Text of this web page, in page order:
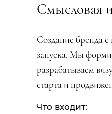
Смысловая
Создание бренда
запуска. Мы
разрабатываем
старта и
Что входит: